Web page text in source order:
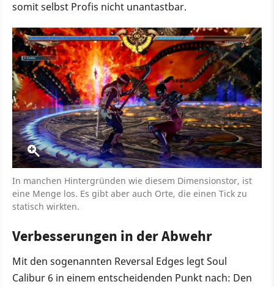
somit selbst Profis nicht unantastbar.
In manchen Hintergründen wie diesem Dimensionstor, ist
eine Menge los. Es gibt aber auch Orte, die einen Tick zu
statisch wirkten.
Verbesserungen in der Abwehr
Mit den sogenannten Reversal Edges legt Soul
Calibur 6 in einem entscheidenden Punkt nach: Den